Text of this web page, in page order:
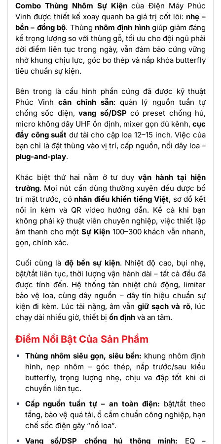
Combo Thùng Nhôm Sự Kiện của Điện Máy Phúc
Vinh được thiết kế xoay quanh ba giá trị cốt lõi: nhẹ –
bền – đồng bộ. Thùng nhôm định hìnhgiúp giảm đáng
kể trọng lượng so với thùng gỗ, tối ưu cho đội ngũ phải
dời điểm liên tục trong ngày, vẫn đảm bảo cứng vững
nhờ khung chịu lực, góc bo thép và nắp khóa butterfly
tiêu chuẩn sự kiện.
Bên trong là cấu hình phần cứng đã được kỹ thuật
Phúc Vinhcân chỉnh sẵn: quản lý nguồn tuần tự
chống sốc điện,vang số/DSPcó preset chống hú,
micro không dây UHF ổn định, mixer gọn đủ kênh, cục
đẩy công suất dư tải cho cặp loa 12–15 inch. Việc của
bạn chỉ là đặt thùng vào vị trí, cấp nguồn, nối dây loa –
plug-and-play.
Khác biệt thứ hai nằm ở tư duyvận hành tại hiện
trường. Mọi nút cần dùng thường xuyên đều được bố
trí mặt trước, có nhãn điều khiển tiếng Việt, sơ đồ kết
nối in kèm và QR video hướng dẫn. Kể cả khi bạn
không phải kỹ thuật viên chuyên nghiệp, việc thiết lập
âm thanh cho mộtSự Kiện100–300 khách vẫn nhanh,
gọn, chính xác.
Cuối cùng là độ bền sự kiện. Nhiệt độ cao, bụi nhẹ,
bật/tắt liên tục, thời lượng vận hành dài – tất cả đều đã
được tính đến. Hệ thống tản nhiệt chủ động, limiter
bảo vệ loa, cùng dây nguồn – dây tín hiệu chuẩn sự
kiện đi kèm. Lúc tải nặng, âm vẫn giữ sạch và rõ, lúc
chạy dài nhiều giờ, thiết bị ổn định và an tâm.
Điểm Nổi Bật Của Sản Phẩm
Thùng nhôm siêu gọn, siêu bền: khung nhôm định
hình, nẹp nhôm – góc thép, nắp trước/sau kiểu
butterfly, trọng lượng nhẹ, chịu va đập tốt khi di
chuyển liên tục.
Cấp nguồn tuần tự – an toàn điện: bật/tắt theo
tầng, bảo vệ quá tải, ổ cắm chuẩn công nghiệp, hạn
chế sốc điện gây “nổ loa”.
Vang số/DSP chống hú thông minh: EQ –